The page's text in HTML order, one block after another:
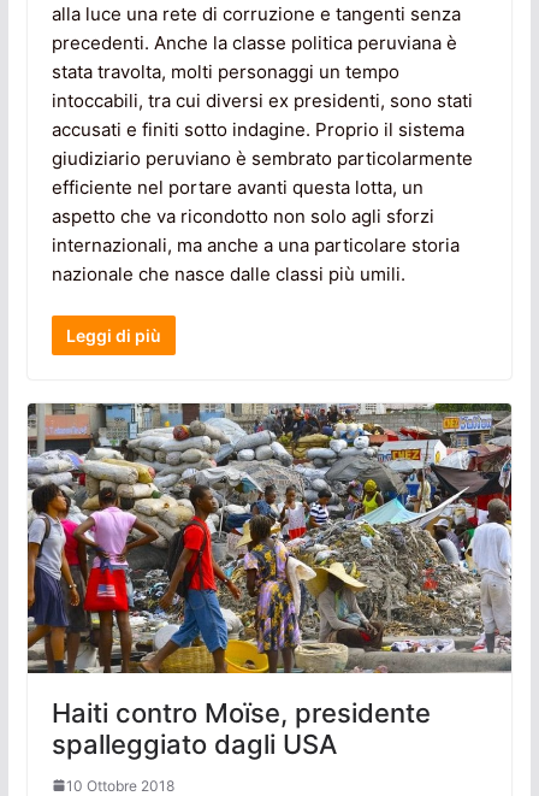
alla luce una rete di corruzione e tangenti senza
precedenti. Anche la classe politica peruviana è
stata travolta, molti personaggi un tempo
intoccabili, tra cui diversi ex presidenti, sono stati
accusati e finiti sotto indagine. Proprio il sistema
giudiziario peruviano è sembrato particolarmente
efficiente nel portare avanti questa lotta, un
aspetto che va ricondotto non solo agli sforzi
internazionali, ma anche a una particolare storia
nazionale che nasce dalle classi più umili.
Leggi di più
Haiti contro Moïse, presidente
spalleggiato dagli USA
10 Ottobre 2018